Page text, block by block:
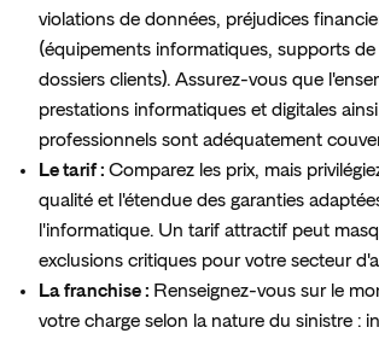
violations de données, préjudices
(équipements informatiques, supports de
dossiers clients). Assurez-vous que
prestations informatiques et digitales
professionnels sont adéquatement
Le tarif : Comparez les prix, mais
qualité et l'étendue des garanties
l'informatique. Un tarif attractif peut
exclusions critiques pour votre secteur
La franchise : Renseignez-vous sur le
votre charge selon la nature du sinistre :